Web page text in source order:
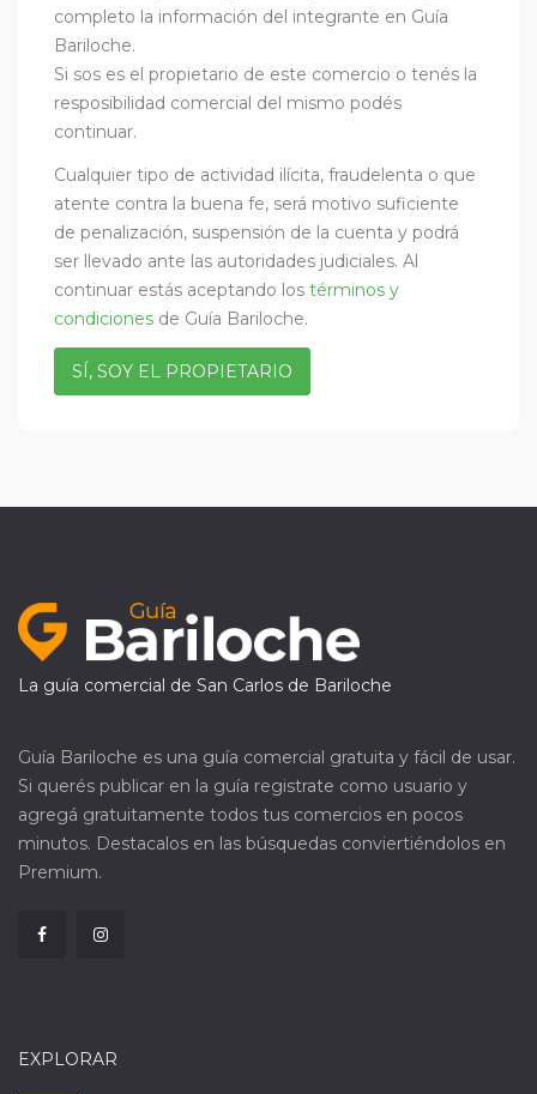
completo la información del integrante en Guía
Bariloche.
Si sos es el propietario de este comercio o tenés la
resposibilidad comercial del mismo podés
continuar.
Cualquier tipo de actividad ilícita, fraudelenta o que
atente contra la buena fe, será motivo suficiente
de penalización, suspensión de la cuenta y podrá
ser llevado ante las autoridades judiciales. Al
continuar estás aceptando los términos y
condiciones de Guía Bariloche.
SÍ, SOY EL PROPIETARIO
La guía comercial de San Carlos de Bariloche
Guía Bariloche es una guía comercial gratuita y fácil de usar.
Si querés publicar en la guía registrate como usuario y
agregá gratuitamente todos tus comercios en pocos
minutos. Destacalos en las búsquedas conviertiéndolos en
Premium.
EXPLORAR